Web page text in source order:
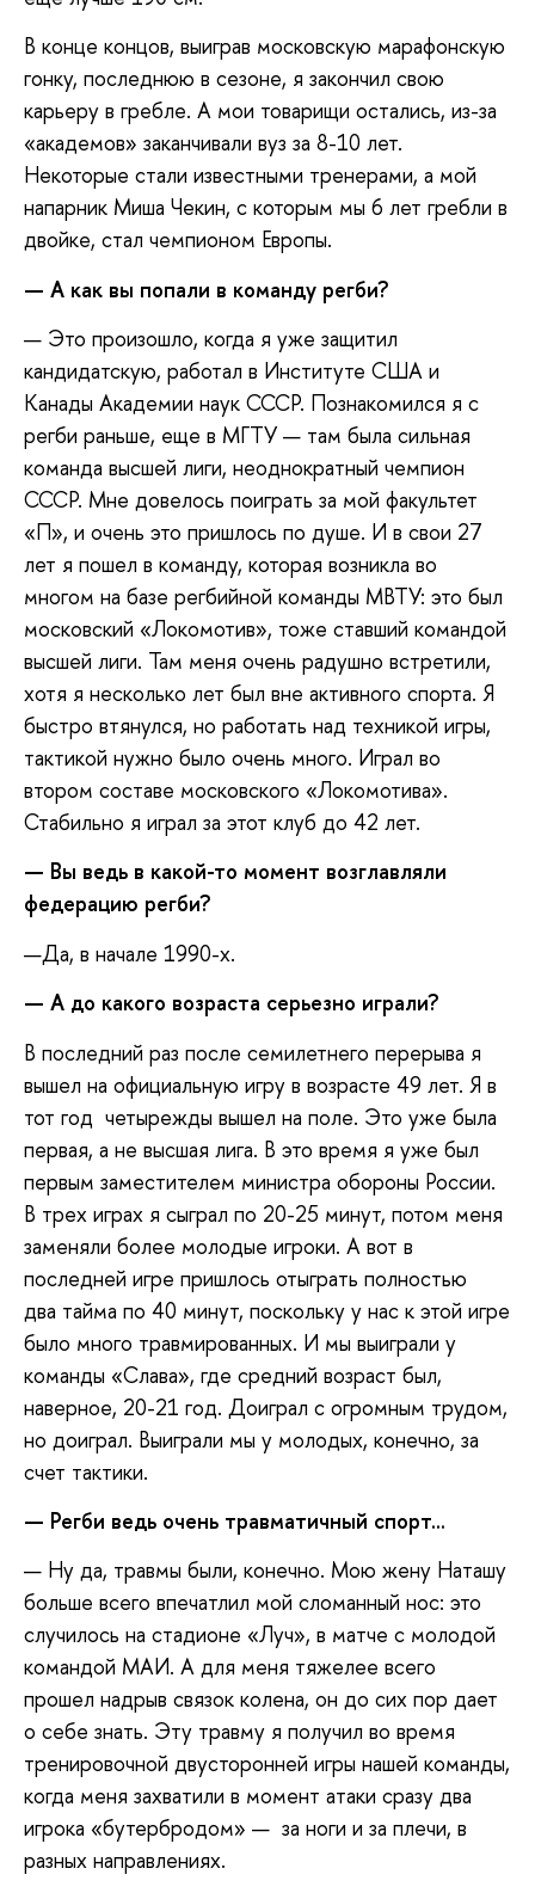
В конце концов, выиграв московскую марафонскую
гонку, последнюю в сезоне, я закончил свою
карьеру в гребле. А мои товарищи остались, из-за
«академов» заканчивали вуз за 8-10 лет.
Некоторые стали известными тренерами, а мой
напарник Миша Чекин, с которым мы 6 лет гребли в
двойке, стал чемпионом Европы.
— А как вы попали в команду регби?
— Это произошло, когда я уже защитил
кандидатскую, работал в Институте США и
Канады Академии наук СССР. Познакомился я с
регби раньше, еще в МГТУ — там была сильная
команда высшей лиги, неоднократный чемпион
СССР. Мне довелось поиграть за мой факультет
«П», и очень это пришлось по душе. И в свои 27
лет я пошел в команду, которая возникла во
многом на базе регбийной команды МВТУ: это был
московский «Локомотив», тоже ставший командой
высшей лиги. Там меня очень радушно встретили,
хотя я несколько лет был вне активного спорта. Я
быстро втянулся, но работать над техникой игры,
тактикой нужно было очень много. Играл во
втором составе московского «Локомотива».
Стабильно я играл за этот клуб до 42 лет.
— Вы ведь в какой-то момент возглавляли
федерацию регби?
—Да, в начале 1990-х.
— А до какого возраста серьезно играли?
В последний раз после семилетнего перерыва я
вышел на официальную игру в возрасте 49 лет. Я в
тот год четырежды вышел на поле. Это уже была
первая, а не высшая лига. В это время я уже был
первым заместителем министра обороны России.
В трех играх я сыграл по 20-25 минут, потом меня
заменяли более молодые игроки. А вот в
последней игре пришлось отыграть полностью
два тайма по 40 минут, поскольку у нас к этой игре
было много травмированных. И мы выиграли у
команды «Слава», где средний возраст был,
наверное, 20-21 год. Доиграл с огромным трудом,
но доиграл. Выиграли мы у молодых, конечно, за
счет тактики.
— Регби ведь очень травматичный спорт...
— Ну да, травмы были, конечно. Мою жену Наташу
больше всего впечатлил мой сломанный нос: это
случилось на стадионе «Луч», в матче с молодой
командой МАИ. А для меня тяжелее всего
прошел надрыв связок колена, он до сих пор дает
о себе знать. Эту травму я получил во время
тренировочной двусторонней игры нашей команды,
когда меня захватили в момент атаки сразу два
игрока «бутербродом» — за ноги и за плечи, в
разных направлениях.